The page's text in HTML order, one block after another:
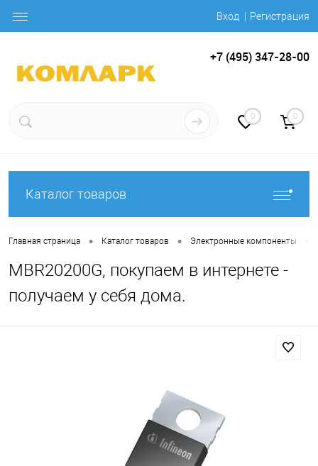
Вход Регистрация
+7 (495) 347-28-00
0 0
Каталог товаров
Главная страница • Каталог товаров • Электронные компоненты
MBR20200G, покупаем в интернете -
получаем у себя дома.